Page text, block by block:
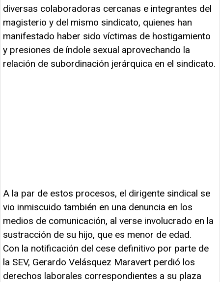
diversas colaboradoras cercanas e integrantes del
magisterio y del mismo sindicato, quienes han
manifestado haber sido víctimas de hostigamiento
y presiones de índole sexual aprovechando la
relación de subordinación jerárquica en el sindicato.
A la par de estos procesos, el dirigente sindical se
vio inmiscuido también en una denuncia en los
medios de comunicación, al verse involucrado en la
sustracción de su hijo, que es menor de edad.
Con la notificación del cese definitivo por parte de
la SEV, Gerardo Velásquez Maravert perdió los
derechos laborales correspondientes a su plaza